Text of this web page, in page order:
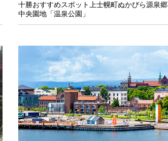
十勝おすすめスポット上士幌町ぬかびら源泉郷
中央園地「温泉公園」